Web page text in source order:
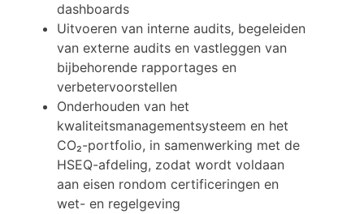
dashboards
Uitvoeren van interne audits, begeleiden
van externe audits en vastleggen van
bijbehorende rapportages en
verbetervoorstellen
Onderhouden van het
kwaliteitsmanagementsysteem en het
CO₂-portfolio, in samenwerking met de
HSEQ-afdeling, zodat wordt voldaan
aan eisen rondom certificeringen en
wet- en regelgeving